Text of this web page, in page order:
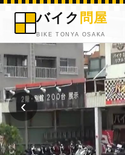
バイク 問屋
BIKE TONYA OSAKA
‹